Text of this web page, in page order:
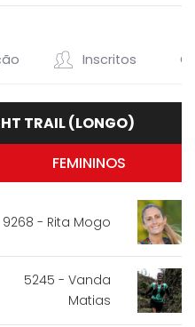
Inscritos
TRAIL (LONGO)
FEMININOS
9268 - Rita Mogo
5245 - Vanda
Matias